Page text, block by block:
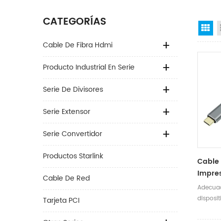
CATEGORÍAS
Cable De Fibra Hdmi
Producto Industrial En Serie
Serie De Divisores
Serie Extensor
Serie Convertidor
Productos Starlink
Cable De Red
Tarjeta PCI
Cable
Nailon
USB C